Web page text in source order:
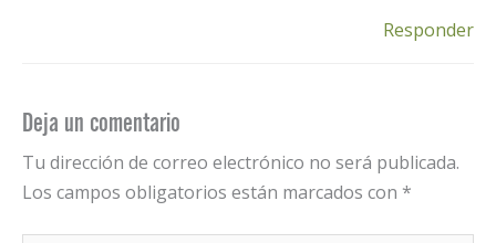
Responder
Deja un comentario
Tu dirección de correo electrónico no será publicada.
Los campos obligatorios están marcados con *